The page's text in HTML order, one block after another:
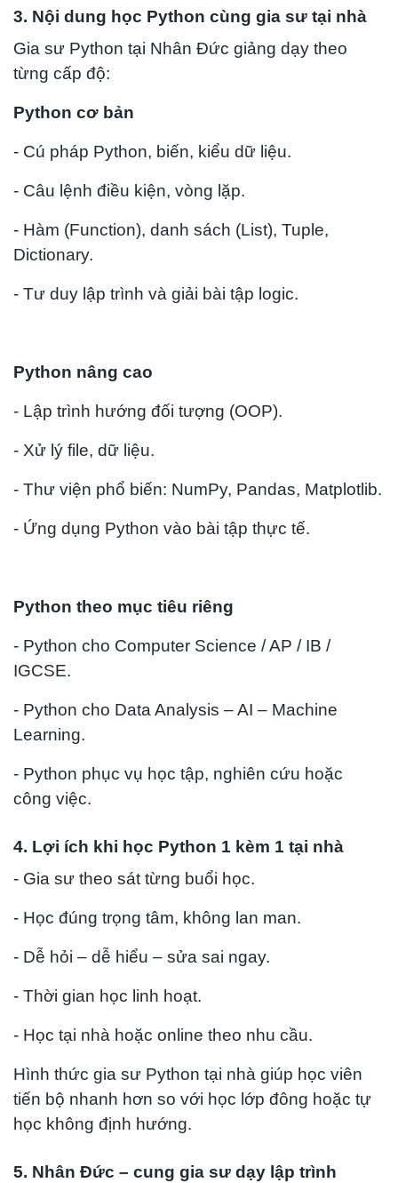
3. Nội dung học Python cùng gia sư tại nhà
Gia sư Python tại Nhân Đức giảng dạy theo
từng cấp độ:
Python cơ bản
- Cú pháp Python, biến, kiểu dữ liệu.
- Câu lệnh điều kiện, vòng lặp.
- Hàm (Function), danh sách (List), Tuple,
Dictionary.
- Tư duy lập trình và giải bài tập logic.
Python nâng cao
- Lập trình hướng đối tượng (OOP).
- Xử lý file, dữ liệu.
- Thư viện phổ biến: NumPy, Pandas, Matplotlib.
- Ứng dụng Python vào bài tập thực tế.
Python theo mục tiêu riêng
- Python cho Computer Science / AP / IB /
IGCSE.
- Python cho Data Analysis – AI – Machine
Learning.
- Python phục vụ học tập, nghiên cứu hoặc
công việc.
4. Lợi ích khi học Python 1 kèm 1 tại nhà
- Gia sư theo sát từng buổi học.
- Học đúng trọng tâm, không lan man.
- Dễ hỏi – dễ hiểu – sửa sai ngay.
- Thời gian học linh hoạt.
- Học tại nhà hoặc online theo nhu cầu.
Hình thức gia sư Python tại nhà giúp học viên
tiến bộ nhanh hơn so với học lớp đông hoặc tự
học không định hướng.
5. Nhân Đức – cung gia sư dạy lập trình